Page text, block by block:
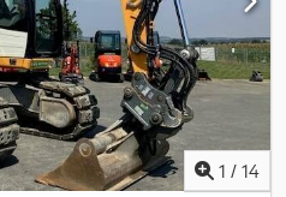
Üretim ülkesi: FR Daha fazla bilgi
1 / 14